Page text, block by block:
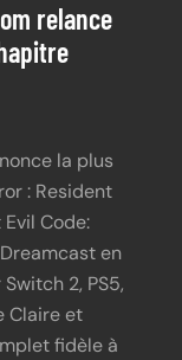
relance
la plus
: Resident
Code:
en
2, PS5,
Claire et
fidèle à